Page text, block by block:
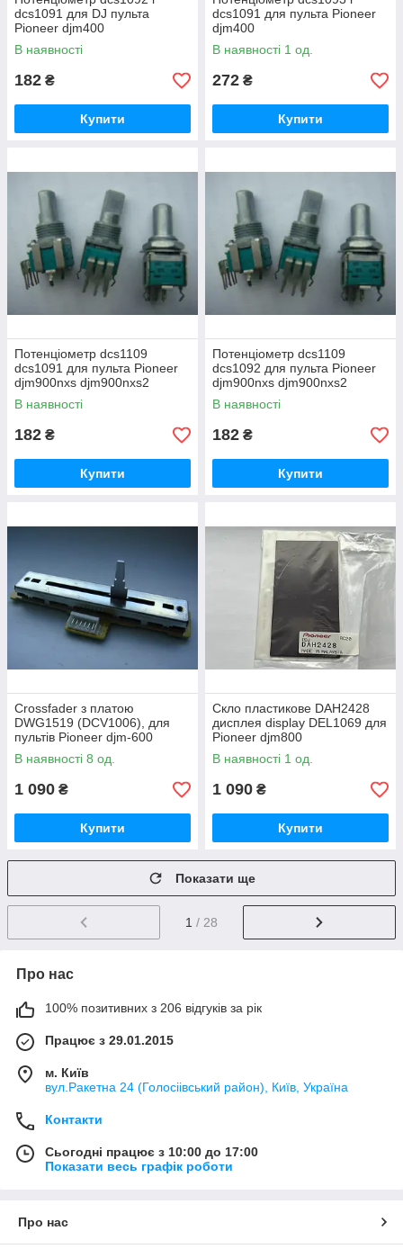
dcs1091 для DJ пульта
Pioneer djm400
В наявності
182 ₴
Купити
dcs1091 для пульта Pioneer
djm400
В наявності 1 од.
272 ₴
Купити
Потенціометр dcs1109
dcs1091 для пульта Pioneer
djm900nxs djm900nxs2
djm400 djm350 djm250
В наявності
182 ₴
Купити
Потенціометр dcs1109
dcs1092 для пульта Pioneer
djm900nxs djm900nxs2
djm400 djm350 djm250
В наявності
182 ₴
Купити
Crossfader з платою
DWG1519 (DCV1006), для
пультів Pioneer djm-600
В наявності 8 од.
1 090 ₴
Купити
Скло пластикове DAH2428
дисплея display DEL1069 для
Pioneer djm800
В наявності 1 од.
1 090 ₴
Купити
Показати ще
1 / 28
Про нас
100% позитивних з 206 відгуків за рік
Працює з 29.01.2015
м. Київ
вул.Ракетна 24 (Голосіівський район), Київ, Україна
Контакти
Сьогодні працює з 10:00 до 17:00
Показати весь графік роботи
Про нас